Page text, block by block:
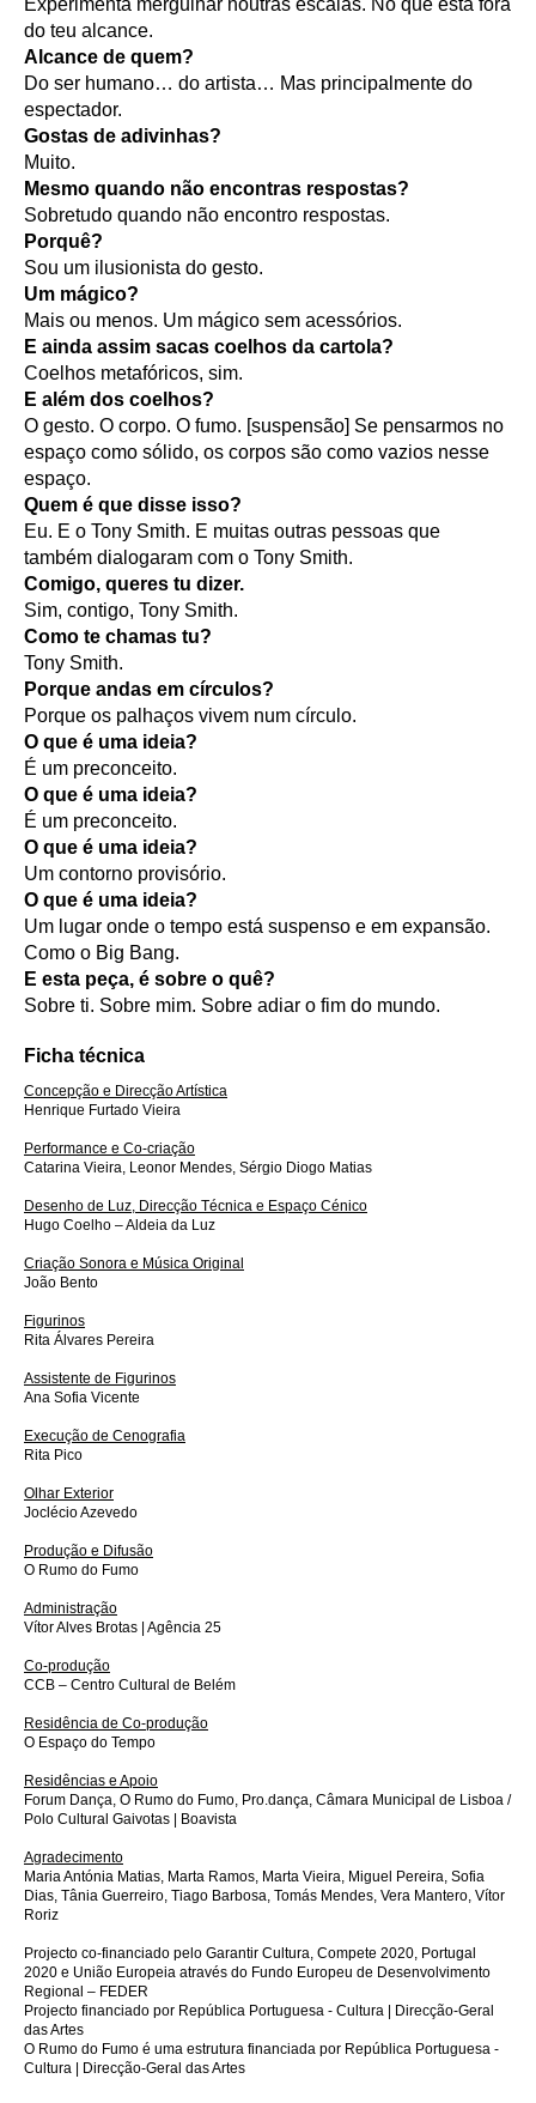
Experimenta mergulhar noutras escalas. No que está fora
do teu alcance.
Alcance de quem?
Do ser humano… do artista… Mas principalmente do
espectador.
Gostas de adivinhas?
Muito.
Mesmo quando não encontras respostas?
Sobretudo quando não encontro respostas.
Porquê?
Sou um ilusionista do gesto.
Um mágico?
Mais ou menos. Um mágico sem acessórios.
E ainda assim sacas coelhos da cartola?
Coelhos metafóricos, sim.
E além dos coelhos?
O gesto. O corpo. O fumo. [suspensão] Se pensarmos no
espaço como sólido, os corpos são como vazios nesse
espaço.
Quem é que disse isso?
Eu. E o Tony Smith. E muitas outras pessoas que
também dialogaram com o Tony Smith.
Comigo, queres tu dizer.
Sim, contigo, Tony Smith.
Como te chamas tu?
Tony Smith.
Porque andas em círculos?
Porque os palhaços vivem num círculo.
O que é uma ideia?
É um preconceito.
O que é uma ideia?
É um preconceito.
O que é uma ideia?
Um contorno provisório.
O que é uma ideia?
Um lugar onde o tempo está suspenso e em expansão.
Como o Big Bang.
E esta peça, é sobre o quê?
Sobre ti. Sobre mim. Sobre adiar o fim do mundo.
Ficha técnica
Concepção e Direcção Artística
Henrique Furtado Vieira
Performance e Co-criação
Catarina Vieira, Leonor Mendes, Sérgio Diogo Matias
Desenho de Luz, Direcção Técnica e Espaço Cénico
Hugo Coelho – Aldeia da Luz
Criação Sonora e Música Original
João Bento
Figurinos
Rita Álvares Pereira
Assistente de Figurinos
Ana Sofia Vicente
Execução de Cenografia
Rita Pico
Olhar Exterior
Joclécio Azevedo
Produção e Difusão
O Rumo do Fumo
Administração
Vítor Alves Brotas | Agência 25
Co-produção
CCB – Centro Cultural de Belém
Residência de Co-produção
O Espaço do Tempo
Residências e Apoio
Forum Dança, O Rumo do Fumo, Pro.dança, Câmara Municipal de Lisboa /
Polo Cultural Gaivotas | Boavista
Agradecimento
Maria Antónia Matias, Marta Ramos, Marta Vieira, Miguel Pereira, Sofia
Dias, Tânia Guerreiro, Tiago Barbosa, Tomás Mendes, Vera Mantero, Vítor
Roriz
Projecto co-financiado pelo Garantir Cultura, Compete 2020, Portugal
2020 e União Europeia através do Fundo Europeu de Desenvolvimento
Regional – FEDER
Projecto financiado por República Portuguesa - Cultura | Direcção-Geral
das Artes
O Rumo do Fumo é uma estrutura financiada por República Portuguesa -
Cultura | Direcção-Geral das Artes